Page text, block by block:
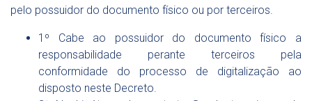
pelo possuidor do documento físico ou por terceiros.
1º Cabe ao possuidor do documento físico a
responsabilidade perante terceiros pela
conformidade do processo de digitalização ao
disposto neste Decreto.